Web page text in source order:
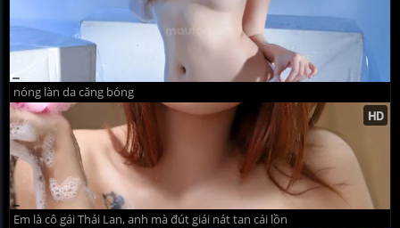
nóng làn da căng bóng
Em là cô gái Thái Lan, anh mà đút giái nát tan cái lồn